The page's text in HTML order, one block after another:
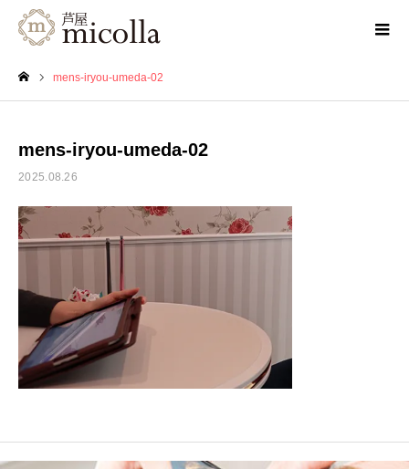
mens-iryou-umeda-02
mens-iryou-umeda-02
2025.08.26